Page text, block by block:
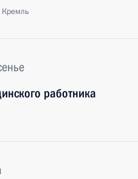
работника